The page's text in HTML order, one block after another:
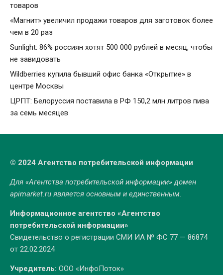
товаров
«Магнит» увеличил продажи товаров для заготовок более
чем в 20 раз
Sunlight: 86% россиян хотят 500 000 рублей в месяц, чтобы
не завидовать
Wildberries купила бывший офис банка «Открытие» в
центре Москвы
ЦРПТ: Белоруссия поставила в РФ 150,2 млн литров пива
за семь месяцев
© 2024 Агентство потребительской информации
Для «Агентства потребительской информации» домен
apimarket.ruявляется основным и единственным.
Информационное агентство «Агентство
потребительской информации»
Свидетельство о регистрации СМИ ИА № ФС 77 — 86874
от 22.02.2024
Учредитель: ООО «ИнфоПоток»